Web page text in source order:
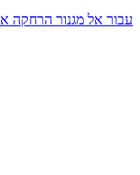
עבור אל מגנור הרחקה